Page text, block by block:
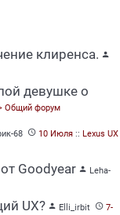
клиренса. 
девушке о
Общий форум
68  10 Июля :: Lexus UX
Goodyear  Leha-
UX?  Elli_irbit  7-